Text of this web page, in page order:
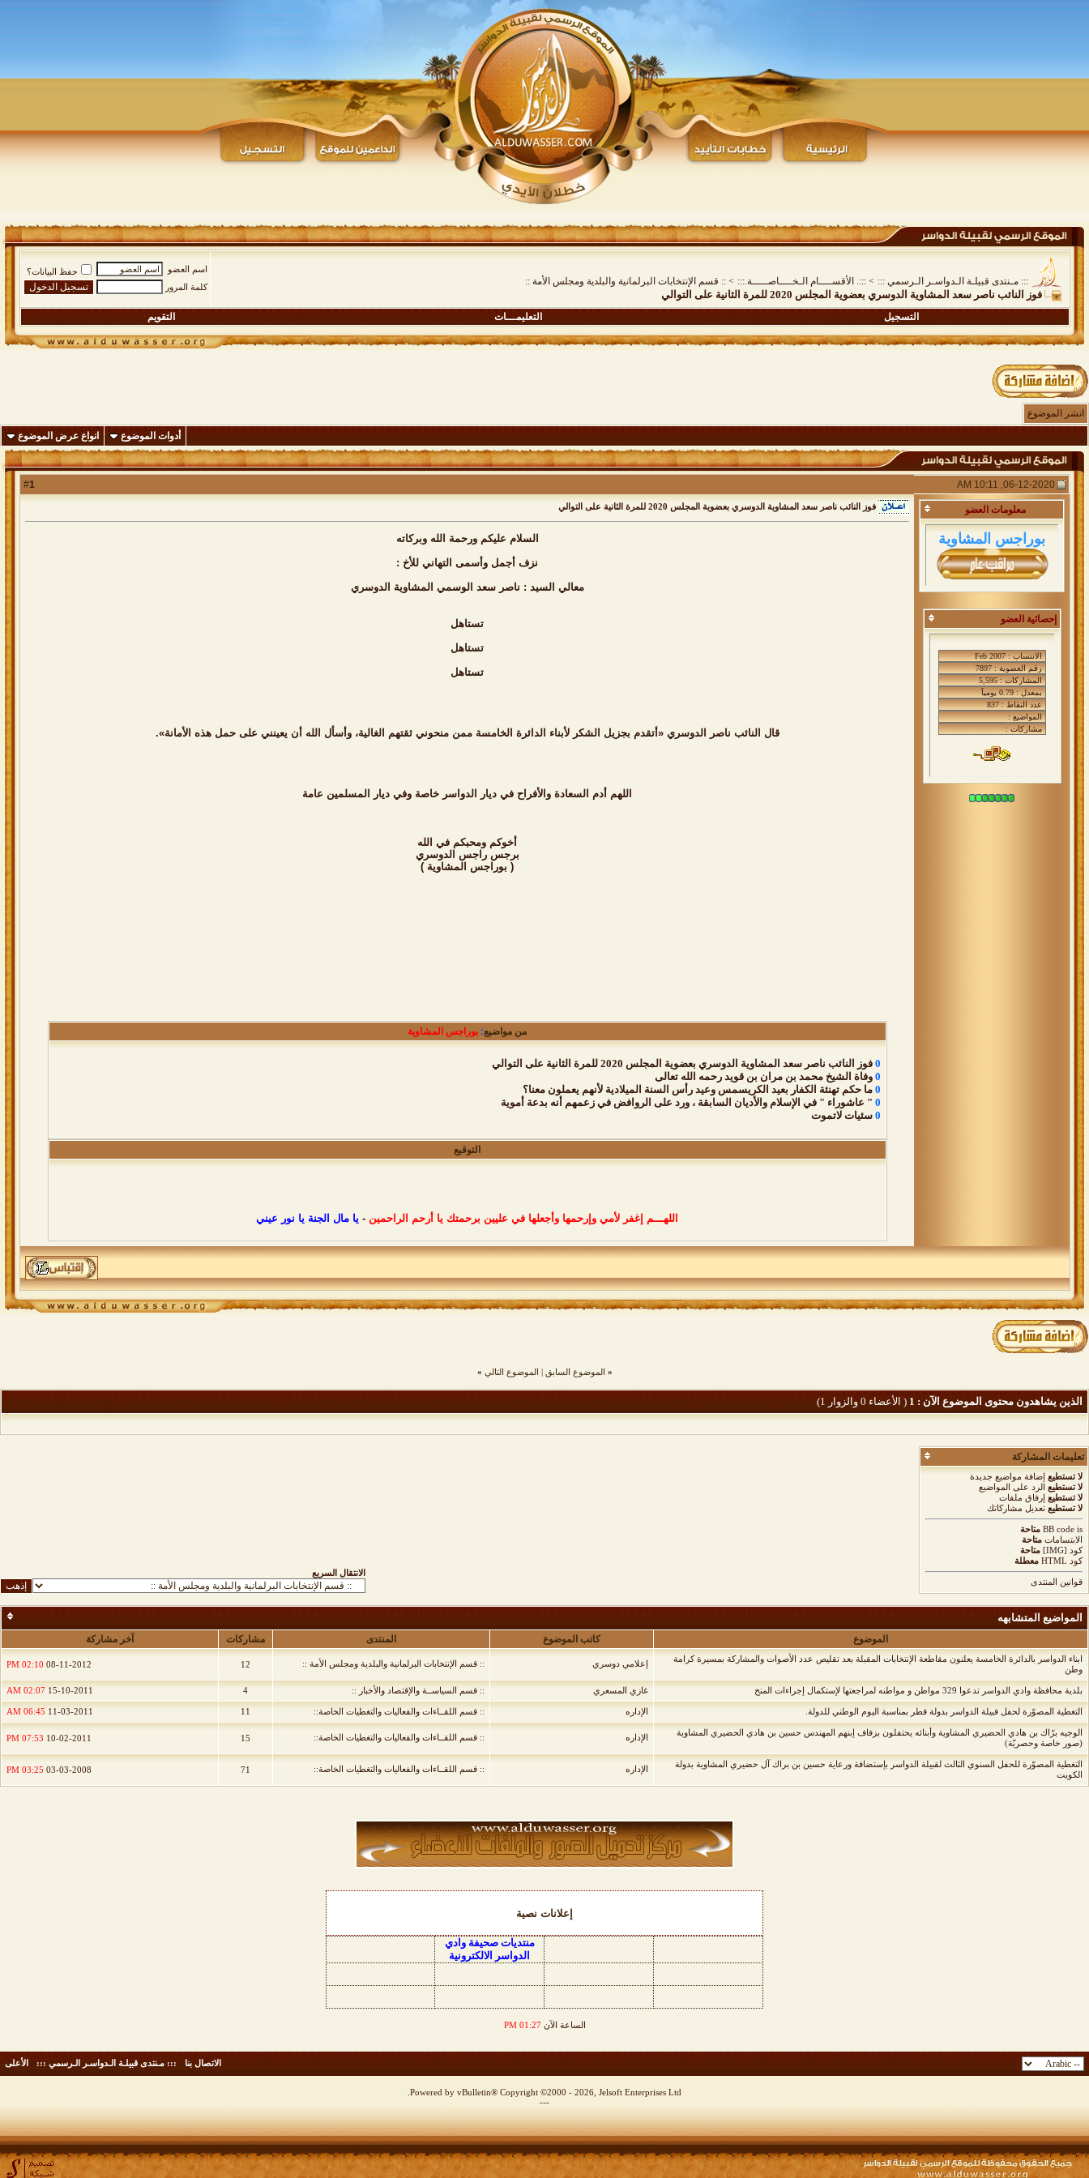
::: مـنتدى قبيلـة الـدواسـر الـرسمي ::: > :::. الأقســــام الـخــــاصـــــة.::: > :: قسم الإنتخابات البرلمانية والبلدية ومجلس الأمة ::
فوز النائب ناصر سعد المشاوية الدوسري بعضوية المجلس 2020 للمرة الثانية على التوالي
اسم العضو
حفظ البيانات؟
كلمة المرور
التسجيل التعليمـــات التقويم
انشر الموضوع
أدوات الموضوع
انواع عرض الموضوع
1
معلومات العضو
بوراجس المشاوية
إحصائية العضو
فوز النائب ناصر سعد المشاوية الدوسري بعضوية المجلس 2020 للمرة الثانية على التوالي
السلام عليكم ورحمة الله وبركاته
نزف أجمل وأسمى التهاني للأخ :
معالي السيد : ناصر سعد الوسمي المشاوية الدوسري
تستاهل
تستاهل
تستاهل
قال النائب ناصر الدوسري «أتقدم بجزيل الشكر لأبناء الدائرة الخامسة ممن منحوني ثقتهم الغالية، وأسأل الله أن يعينني على حمل هذه الأمانة».
اللهم أدم السعادة والأفراح في ديار الدواسر خاصة وفي ديار المسلمين عامة
أخوكم ومحبكم في الله
برجس راجس الدوسري
( بوراجس المشاوية )
من مواضيع: بوراجس المشاوية
0 فوز النائب ناصر سعد المشاوية الدوسري بعضوية المجلس 2020 للمرة الثانية على التوالي
0 وفاة الشيخ محمد بن مران بن قويد رحمه الله تعالى
0 ما حكم تهنئة الكفار بعيد الكريسمس وعيد رأس السنة الميلادية لأنهم يعملون معنا؟
0 " عاشوراء " في الإسلام والأديان السابقة ، ورد على الروافض في زعمهم أنه بدعة أموية
0 سئيات لاتموت
التوقيع
اللهـــم إغفر لأمي وإرحمها وأجعلها في عليين برحمتك يا أرحم الراحمين - يا مال الجنة يا نور عيني
« الموضوع السابق | الموضوع التالي »
الذين يشاهدون محتوى الموضوع الآن : 1 ( الأعضاء 0 والزوار 1)
تعليمات المشاركة
لا تستطيع إضافة مواضيع جديدة
لا تستطيع الرد على المواضيع
لا تستطيع إرفاق ملفات
لا تستطيع تعديل مشاركاتك
BB code is
متاحة
الابتسامات متاحة
كود [IMG]
متاحة
كود HTML
معطلة
قوانين المنتدى
الانتقال السريع
المواضيع المتشابهه
الموضوع كاتب الموضوع المنتدى مشاركات آخر مشاركة
ابناء الدواسر بالدائرة الخامسة يعلنون مقاطعة الإنتخابات المقبلة بعد تقليص عدد الأصوات والمشاركة بمسيرة كرامة
وطن
إعلامي دوسري :: قسم الإنتخابات البرلمانية والبلدية ومجلس الأمة :: 12
08-11-2012
02:10 PM
بلدية محافظة وادي الدواسر تدعوا 329 مواطن و مواطنه لمراجعتها لإستكمال إجراءات المنح غازي المسعري :: قسم السياســة والإقتصاد والأخبار :: 4
15-10-2011
02:07 AM
التغطية المصوّرة لحفل قبيلة الدواسر بدولة قطر بمناسبة اليوم الوطني للدولة. الإداره :: قسم اللقــاءات والفعاليات والتغطيات الخاصة:: 11
11-03-2011
06:45 AM
الوجيه برّاك بن هادي الحضيري المشاوية وأبنائه يحتفلون بزفاف إبنهم المهندس حسين بن هادي الحضيري المشاوية
(صور خاصة وحصريّة)
الإداره :: قسم اللقــاءات والفعاليات والتغطيات الخاصة:: 15
10-02-2011
07:53 PM
التغطية المصوّرة للحفل السنوي الثالث لقبيلة الدواسر بإستضافة ورعاية حسين بن براك آل حضيري المشاوية بدولة
الكويت
الإداره :: قسم اللقــاءات والفعاليات والتغطيات الخاصة:: 71
03-03-2008
03:25 PM
إعلانات نصية
منتديات صحيفة وادي
الدواسر الالكترونية
الساعة الآن01:27 PM
الاتصال بنا - ::: مـنتدى قبيلـة الـدواسـر الـرسمي ::: - الأعلى
Powered by vBulletin® Copyright ©2000 - 2026, Jelsoft Enterprises Ltd.
---